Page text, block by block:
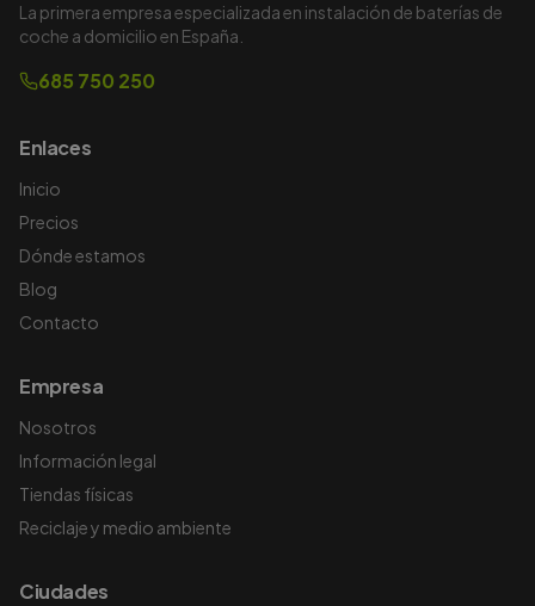
La primera empresa especializada en instalación de baterías de
coche a domicilio en España.
685 750 250
Enlaces
Inicio
Precios
Dónde estamos
Blog
Contacto
Empresa
Nosotros
Información legal
Tiendas físicas
Reciclaje y medio ambiente
Ciudades